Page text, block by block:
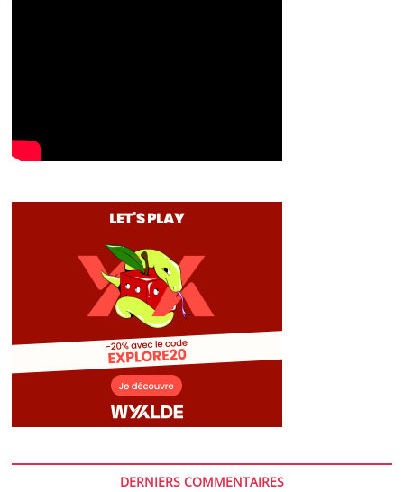
DERNIERS COMMENTAIRES